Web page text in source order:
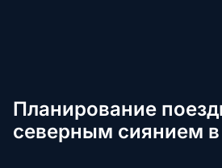
Планирование
северным сиянием в